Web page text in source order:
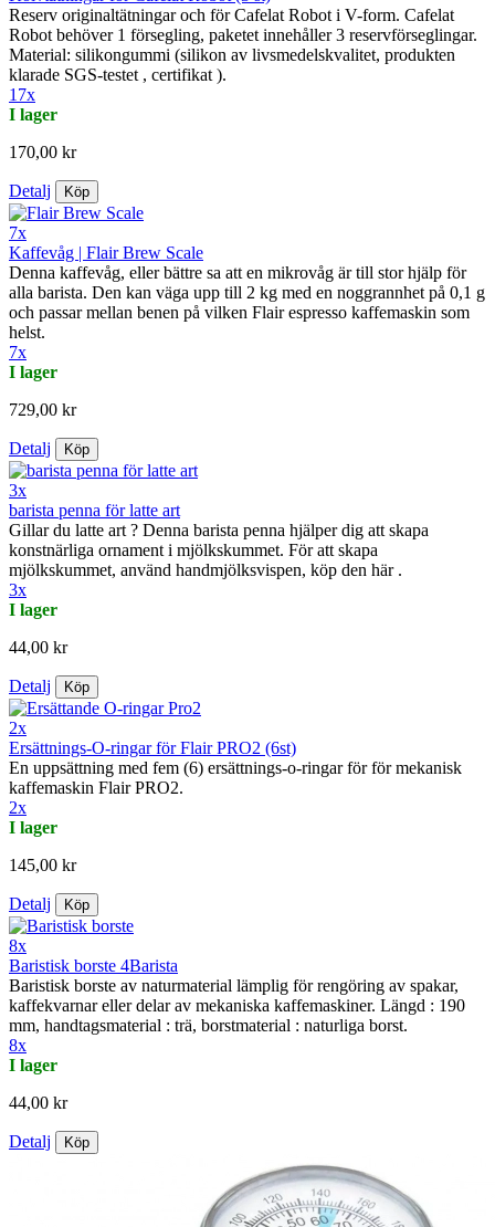
Reserv originaltätningar och för Cafelat Robot i V-form. Cafelat
Robot behöver 1 försegling, paketet innehåller 3 reservförseglingar.
Material: silikongummi (silikon av livsmedelskvalitet, produkten
klarade SGS-testet , certifikat ).
17x
I lager
170,00 kr
Detalj Köp
7x
Kaffevåg | Flair Brew Scale
Denna kaffevåg, eller bättre sa att en mikrovåg är till stor hjälp för
alla barista. Den kan väga upp till 2 kg med en noggrannhet på 0,1 g
och passar mellan benen på vilken Flair espresso kaffemaskin som
helst.
7x
I lager
729,00 kr
Detalj Köp
3x
barista penna för latte art
Gillar du latte art ? Denna barista penna hjälper dig att skapa
konstnärliga ornament i mjölkskummet. För att skapa
mjölkskummet, använd handmjölksvispen, köp den här .
3x
I lager
44,00 kr
Detalj Köp
2x
Ersättnings-O-ringar för Flair PRO2 (6st)
En uppsättning med fem (6) ersättnings-o-ringar för för mekanisk
kaffemaskin Flair PRO2.
2x
I lager
145,00 kr
Detalj Köp
8x
Baristisk borste 4Barista
Baristisk borste av naturmaterial lämplig för rengöring av spakar,
kaffekvarnar eller delar av mekaniska kaffemaskiner. Längd : 190
mm, handtagsmaterial : trä, borstmaterial : naturliga borst.
8x
I lager
44,00 kr
Detalj Köp